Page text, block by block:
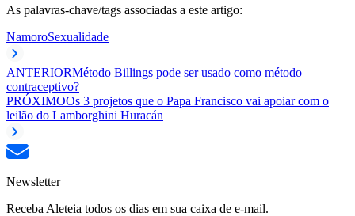
As palavras-chave/tags associadas a este artigo:
NamoroSexualidade
ANTERIORMétodo Billings pode ser usado como método
contraceptivo?
PRÓXIMOOs 3 projetos que o Papa Francisco vai apoiar com o
leilão do Lamborghini Huracán
Newsletter
Receba Aleteia todos os dias em sua caixa de e-mail.